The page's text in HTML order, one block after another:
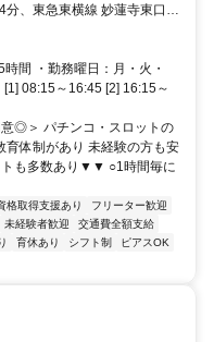
、東急東横線 妙蓮寺東口徒
分 バス停「内路」下車すぐ
間 ・勤務曜日：月・火・
08:15～16:45 [2] 16:15～
◎＞ パチンコ・スロットの
育体制があり 未経験の方も安
も多数あり▼▼ ○1時間毎に
格取得支援あり
フリーター歓迎
未経験者歓迎
交通費全額支給
育休あり シフト制
ピアスOK